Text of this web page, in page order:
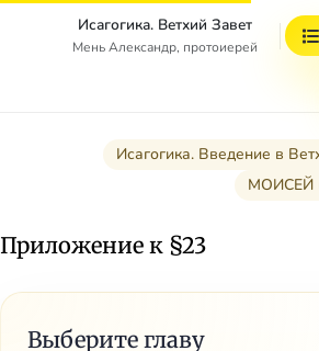
Исагогика. Ветхий Завет
Мень Александр, протоиерей
Исагогика. Введение в
МОИСЕЙ
Приложение к §23
Выберите главу